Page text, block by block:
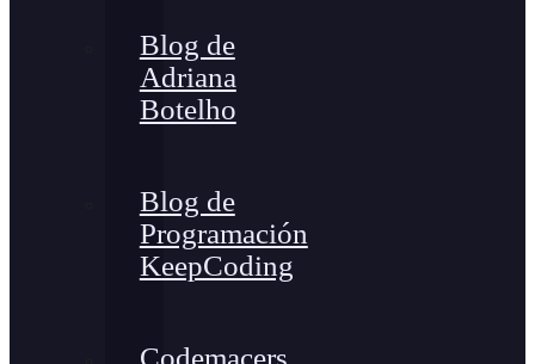
Blog de
Adriana
Botelho
Blog de
Programación
KeepCoding
Codemacers